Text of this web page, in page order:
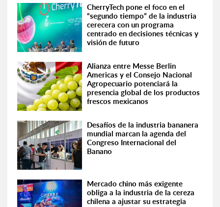
CherryTech pone el foco en el
“segundo tiempo” de la industria
cerecera con un programa
centrado en decisiones técnicas y
visión de futuro
Alianza entre Messe Berlin
Americas y el Consejo Nacional
Agropecuario potenciará la
presencia global de los productos
frescos mexicanos
Desafíos de la industria bananera
mundial marcan la agenda del
Congreso Internacional del
Banano
Mercado chino más exigente
obliga a la industria de la cereza
chilena a ajustar su estrategia